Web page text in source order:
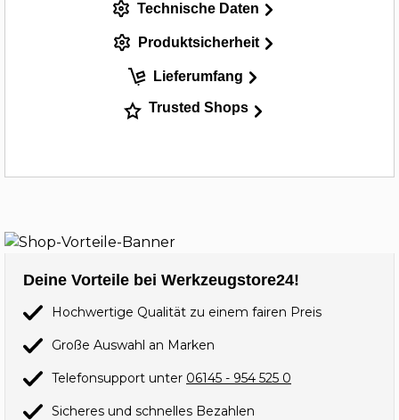
Technische Daten
Produktsicherheit
Lieferumfang
Trusted Shops
Deine Vorteile bei Werkzeugstore24!
Hochwertige Qualität zu einem fairen Preis
Große Auswahl an Marken
Telefonsupport unter 06145 - 954 525 0
Sicheres und schnelles Bezahlen